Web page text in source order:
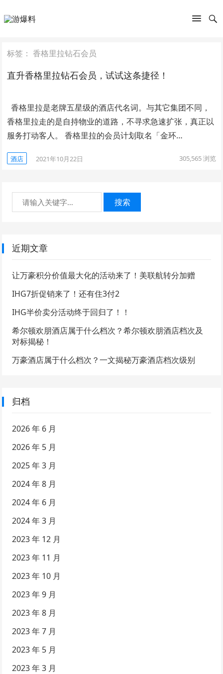
标签：香格里拉钻石会员
直升香格里拉钻石会员，试试这条捷径！
香格里拉是老牌五星级的酒店代名词。与其它集团不同，
香格里拉走的是自持物业的道路，不寻求急速扩张，真正以
服务打动客人。 香格里拉的会员计划取名「金环…
酒店 2021年10月22日 305,565浏览
搜索
近期文章
让万豪积分价值最大化的活动来了！美联航转分加赠
IHG7折促销来了！还有住3付2
IHG半价卖分活动终于回归了！！
希尔顿欢朋酒店属于什么档次？希尔顿欢朋酒店档次及
对标揭秘！
万豪酒店属于什么档次？一文揭秘万豪酒店档次级别
归档
2026 年 6 月
2026 年 5 月
2025 年 3 月
2024 年 8 月
2024 年 6 月
2024 年 3 月
2023 年 12 月
2023 年 11 月
2023 年 10 月
2023 年 9 月
2023 年 8 月
2023 年 7 月
2023 年 5 月
2023 年 3 月